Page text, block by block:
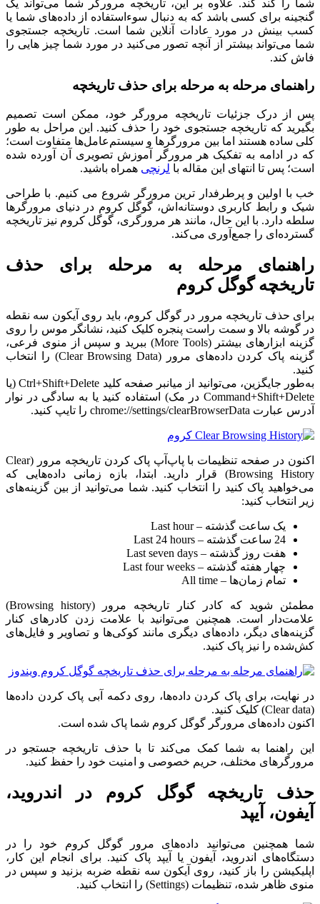
شما را کند کند. علاوه بر این، تاریخچه مرورگر شما می‌تواند یک
گنجینه برای کسی باشد که به دنبال سوءاستفاده از داده‌های شما یا
کسب بینش در مورد عادات آنلاین شما است. تاریخچه جستجوی
شما می‌تواند بیشتر از آنچه تصور می‌کنید در مورد شما چیز هایی را
فاش کند.
راهنمای مرحله به مرحله برای حذف تاریخچه
پس از درک جزئیات تاریخچه مرورگر خود، ممکن است تصمیم
بگیرید که تاریخچه جستجوی خود را حذف کنید. این مراحل به طور
کلی ساده هستند اما بین مرورگرها و سیستم‌عامل‌ها متفاوت است؛
که در ادامه به تفکیک هر مرورگر آموزش تصویری آن آورده شده
است؛ پس تا انتهای این مقاله با لرنچی همراه باشید.
خب با اولین و پرطرفدار ترین مرورگر شروع می کنیم. با طراحی
شیک و رابط کاربری دوستانه‌اش، گوگل کروم در دنیای مرورگرها
سلطه دارد. با این حال، مانند هر مرورگری، گوگل کروم نیز تاریخچه
گسترده‌ای را جمع‌آوری می‌کند.
راهنمای مرحله به مرحله برای حذف
تاریخچه گوگل کروم
برای حذف تاریخچه مرور در گوگل کروم، باید روی آیکون سه نقطه
در گوشه بالا و سمت راست پنجره کلیک کنید، نشانگر موس را روی
گزینه ابزارهای بیشتر (More Tools) ببرید و سپس از منوی فرعی،
گزینه پاک کردن داده‌های مرور (Clear Browsing Data) را انتخاب
کنید.
به‌طور جایگزین، می‌توانید از میانبر صفحه کلید Ctrl+Shift+Delete (یا
Command+Shift+Delete در مک) استفاده کنید یا به سادگی در نوار
آدرس عبارت chrome://settings/clearBrowserData را تایپ کنید.
اکنون در صفحه تنظیمات با پاپ‌آپ پاک کردن تاریخچه مرور (Clear
Browsing History) قرار دارید. ابتدا، بازه زمانی داده‌هایی که
می‌خواهید پاک کنید را انتخاب کنید. شما می‌توانید از بین گزینه‌های
زیر انتخاب کنید:
یک ساعت گذشته – Last hour
24 ساعت گذشته – Last 24 hours
هفت روز گذشته – Last seven days
چهار هفته گذشته – Last four weeks
تمام زمان‌ها – All time
مطمئن شوید که کادر کنار تاریخچه مرور (Browsing history)
علامت‌دار است. همچنین می‌توانید با علامت زدن کادرهای کنار
گزینه‌های دیگر، داده‌های دیگری مانند کوکی‌ها و تصاویر و فایل‌های
کش‌شده را نیز پاک کنید.
در نهایت، برای پاک کردن داده‌ها، روی دکمه آبی پاک کردن داده‌ها
(Clear data) کلیک کنید.
اکنون داده‌های مرورگر گوگل کروم شما پاک شده است.
این راهنما به شما کمک می‌کند تا با حذف تاریخچه جستجو در
مرورگرهای مختلف، حریم خصوصی و امنیت خود را حفظ کنید.
حذف تاریخچه گوگل کروم در
اندروید،
آیفون، آیپد
شما همچنین می‌توانید داده‌های مرور گوگل کروم خود را در
دستگاه‌های اندروید، آیفون یا آیپد پاک کنید. برای انجام این کار،
اپلیکیشن را باز کنید، روی آیکون سه نقطه ضربه بزنید و سپس در
منوی ظاهر شده، تنظیمات (Settings) را انتخاب کنید.